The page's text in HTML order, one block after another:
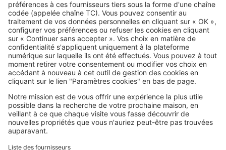
SeLoger c'est aussi